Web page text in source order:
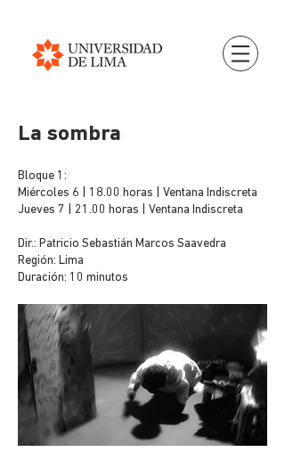
La sombra
Bloque 1:
Miércoles 6 | 18.00 horas | Ventana Indiscreta
Jueves 7 | 21.00 horas | Ventana Indiscreta
Dir.: Patricio Sebastián Marcos Saavedra
Región: Lima
Duración: 10 minutos